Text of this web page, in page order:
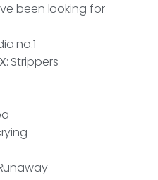
been looking for
no.1
: Strippers